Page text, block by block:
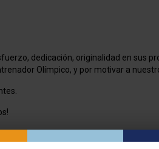
dedicación, originalidad en sus
Olímpico, y por motivar a